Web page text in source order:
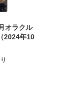
オラクル
2024年10